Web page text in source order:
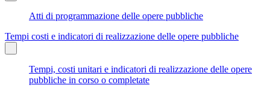
Atti di programmazione delle opere pubbliche
Tempi costi e indicatori di realizzazione delle opere pubbliche
Tempi, costi unitari e indicatori di realizzazione delle opere
pubbliche in corso o completate